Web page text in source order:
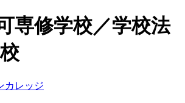
専修学校／学校法